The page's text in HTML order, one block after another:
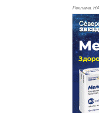
Реклама.